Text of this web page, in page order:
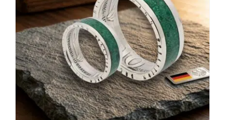
gewählt
werden